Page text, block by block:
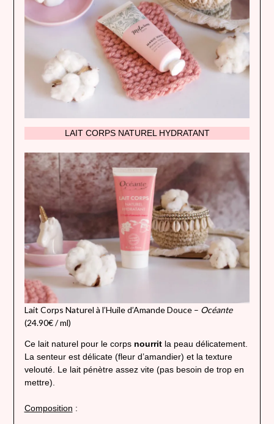
LAIT CORPS NATUREL HYDRATANT
Lait Corps Naturel à l’Huile d’Amande Douce – Océante
(24.90€ / ml)
Ce lait naturel pour le corps nourritla peau délicatement.
La senteur est délicate (fleur d’amandier) et la texture
velouté. Le lait pénètre assez vite (pas besoin de trop en
mettre).
Composition :